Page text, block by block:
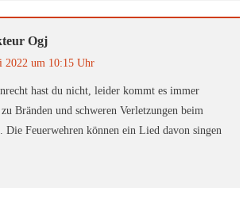
Ogj
2022 um 10:15 Uhr
hast du nicht, leider kommt es immer
Bränden und schweren Verletzungen beim
Die Feuerwehren können ein Lied davon singen